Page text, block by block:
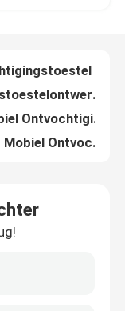
Autoplc het Gel Roterend Mobiel Ontvochtigingstoestel van het Controlekiezelzuur voor Verschepende Industrie
Hoog rendement Beweegbaar Mobiel Ontvochtigingstoestel met de Dehydrerende Rotor van Zweden Proflute
Het industriële Mobiele Ontvochtigingstoestel van de Honingraatrotor met Koelrol